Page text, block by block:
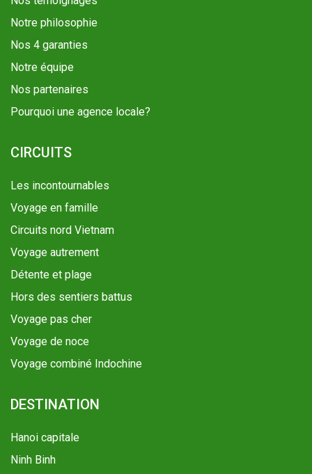
Notre philosophie
Nos 4 garanties
Notre équipe
Nos partenaires
Pourquoi une agence locale?
CIRCUITS
Les incontournables
Voyage en famille
Circuits nord Vietnam
Voyage autrement
Détente et plage
Hors des sentiers battus
Voyage pas cher
Voyage de noce
Voyage combiné Indochine
DESTINATION
Hanoi capitale
Ninh Binh